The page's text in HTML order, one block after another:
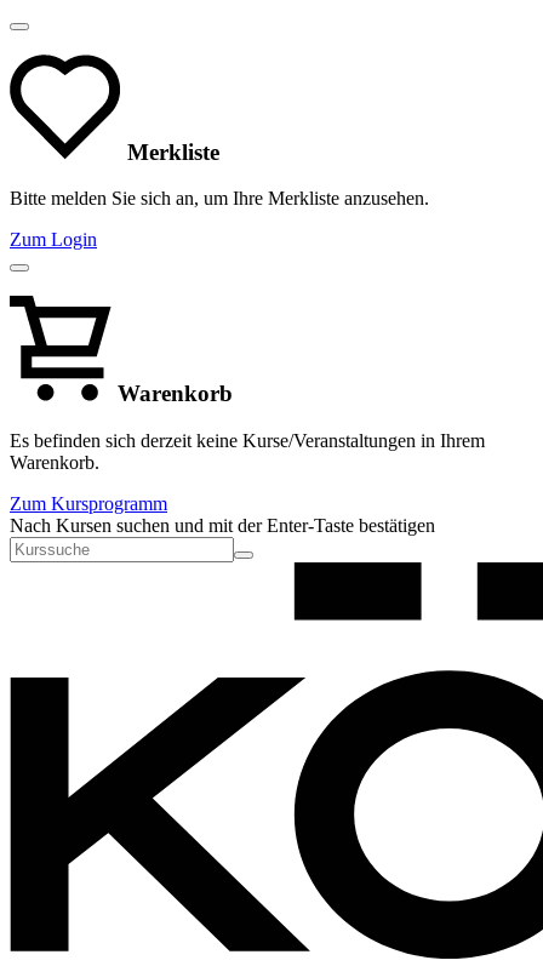
Merkliste
Bitte melden Sie sich an, um Ihre Merkliste anzusehen.
Zum Login
Warenkorb
Es befinden sich derzeit keine Kurse/Veranstaltungen in Ihrem
Warenkorb.
Zum Kursprogramm
Nach Kursen suchen und mit der Enter-Taste bestätigen